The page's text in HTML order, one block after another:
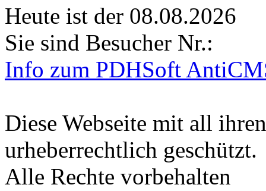
Heute ist der 08.08.2026
Sie sind Besucher Nr.:
Info zum PDHSoft
Diese Webseite mit all
urheberrechtlich geschützt.
Alle Rechte vorbehalten